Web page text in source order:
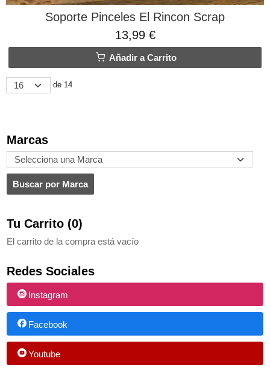
Marcas
Tu Carrito (0)
El carrito de la compra está vacío
Redes Sociales
Instagram
Facebook
Youtube
Soporte Pinceles El Rincon Scrap
13,99 €
Añadir a Carrito
de 14